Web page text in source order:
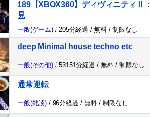
189【XBOX360】ディヴィニティⅡ
見
一般(ゲーム) / 205分経過 / 無料 / 制限なし
deep Minimal house techno etc
一般(その他) / 53151分経過 / 無料 / 制限なし
通常運転
一般(雑談) / 96分経過 / 無料 / 制限なし